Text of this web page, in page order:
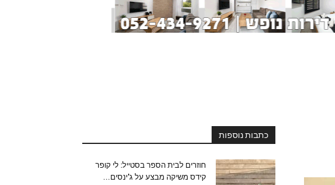
כתבות נוספות
חוזרים לבית הספר בסטייל: לי קופר
קידס משיקה מבצע על ג'ינסים...